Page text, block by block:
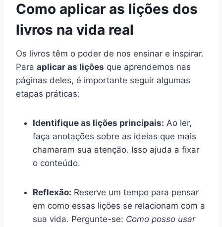
Como aplicar as lições dos
livros na vida real
Os livros têm o poder de nos ensinar e inspirar.
Para aplicar as lições que aprendemos nas
páginas deles, é importante seguir algumas
etapas práticas:
Identifique as lições principais: Ao ler,
faça anotações sobre as ideias que mais
chamaram sua atenção. Isso ajuda a fixar
o conteúdo.
Reflexão: Reserve um tempo para pensar
em como essas lições se relacionam com a
sua vida. Pergunte-se: Como posso usar